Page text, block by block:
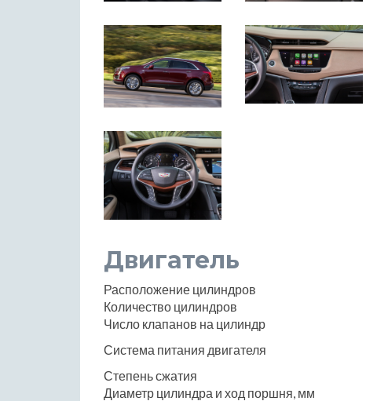
Двигатель
Расположение цилиндров
Количество цилиндров
Число клапанов на цилиндр
Система питания двигателя
Степень сжатия
Диаметр цилиндра и ход поршня, мм